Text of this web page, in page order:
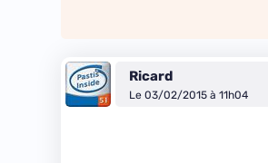
Ricard
Le 03/02/2015 à 11h04